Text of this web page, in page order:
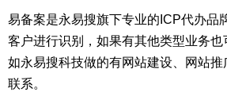
易备案是永易搜旗下专业的ICP代办品
客户进行识别，如果有其他类型业务
如永易搜科技做的有网站建设、网站
联系。